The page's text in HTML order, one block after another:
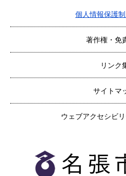
個人情報保護
著作権・免
リンク
サイトマ
ウェブアクセシビ